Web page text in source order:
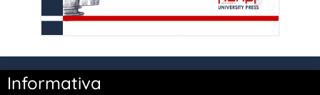
Informativa